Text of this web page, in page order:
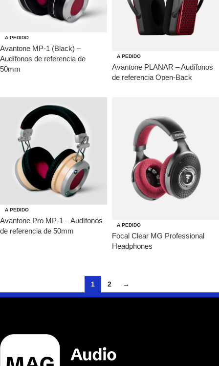
A PEDIDO
Avantone MP-1 (Black) –
Audífonos de referencia de
50mm
A PEDIDO
Avantone PLANAR – Audífonos
de referencia Open-Back
A PEDIDO
Avantone Pro MP-1 – Audífonos
de referencia de 50mm
A PEDIDO
Focal Clear MG Professional
Headphones
1 2 →